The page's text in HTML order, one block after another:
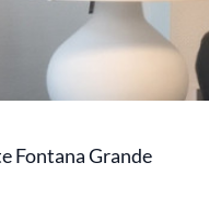
Fontana Grande